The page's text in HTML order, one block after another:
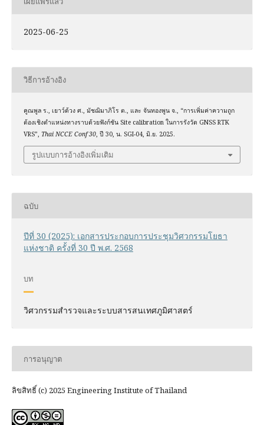
2025-06-25
วิธีการอ้างอิง
คูณพูล ร., เยาว์ด้วง ศ., มัชฌิมาภิโร ต., และ จันทองพูน จ., “การเพิ่มค่าความถูก
ต้องเชิงตำแหน่งทางราบด้วยฟังก์ชัน Site calibration ในการรังวัด GNSS RTK
VRS”, Thai NCCE Conf 30, ปี 30, น. SGI-04, มิ.ย. 2025.
รูปแบบการอ้างอิงเพิ่มเติม
ฉบับ
ปีที่ 30 (2025): เอกสารประกอบการประชุมวิศวกรรมโยธา
แห่งชาติ ครั้งที่ 30 ปี พ.ศ. 2568
บท
วิศวกรรมสำรวจและระบบสารสนเทศภูมิศาสตร์
การอนุญาต
ลิขสิทธิ์ (c) 2025 Engineering Institute of Thailand